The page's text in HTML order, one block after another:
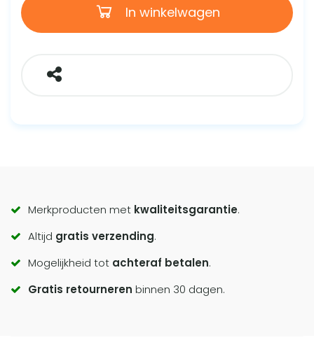
In winkelwagen
Call
to
actions
Merkproducten met kwaliteitsgarantie.
Altijd gratis verzending.
Mogelijkheid tot achteraf betalen.
Gratis retourneren binnen 30 dagen.